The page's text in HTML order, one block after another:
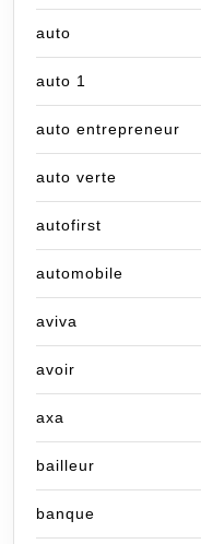
auto
auto 1
auto entrepreneur
auto verte
autofirst
automobile
aviva
avoir
axa
bailleur
banque